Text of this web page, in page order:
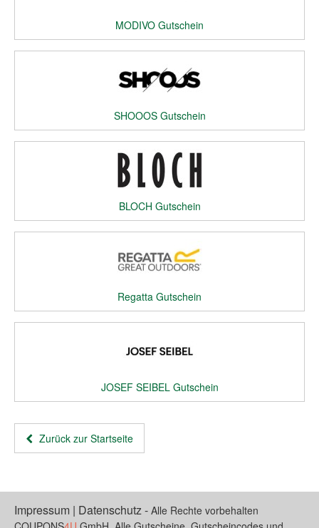
MODIVO Gutschein
SHOOOS Gutschein
BLOCH Gutschein
Regatta Gutschein
JOSEF SEIBEL Gutschein
Zurück zur Startseite
Impressum | Datenschutz- Alle Rechte vorbehalten